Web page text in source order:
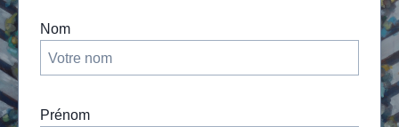
Nom
Prénom